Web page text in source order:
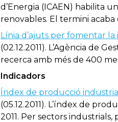
d’Energia (ICAEN) habilita
renovables. El termini acaba
Línia d’ajuts per fomentar
(02.12.2011). L’Agència de
recerca amb més de 400
Indicadors
Índex de producció
(05.12.2011). L’índex de
2011. Per sectors